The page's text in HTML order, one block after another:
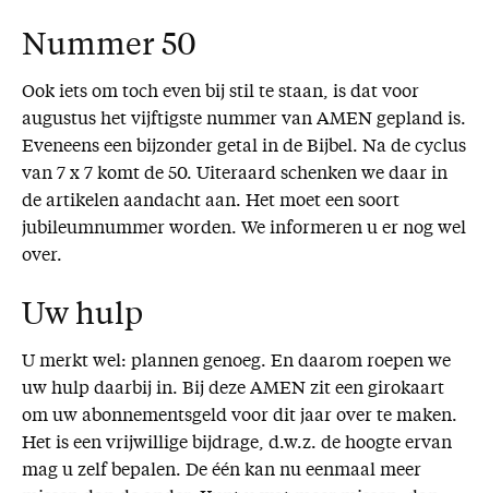
Nummer 50
Ook iets om toch even bij stil te staan, is dat voor
augustus het vijftigste nummer van AMEN gepland is.
Eveneens een bijzonder getal in de Bijbel. Na de cyclus
van 7 x 7 komt de 50. Uiteraard schenken we daar in
de artikelen aandacht aan. Het moet een soort
jubileumnummer worden. We informeren u er nog wel
over.
Uw hulp
U merkt wel: plannen genoeg. En daarom roepen we
uw hulp daarbij in. Bij deze AMEN zit een girokaart
om uw abonnementsgeld voor dit jaar over te maken.
Het is een vrijwillige bijdrage, d.w.z. de hoogte ervan
mag u zelf bepalen. De één kan nu eenmaal meer